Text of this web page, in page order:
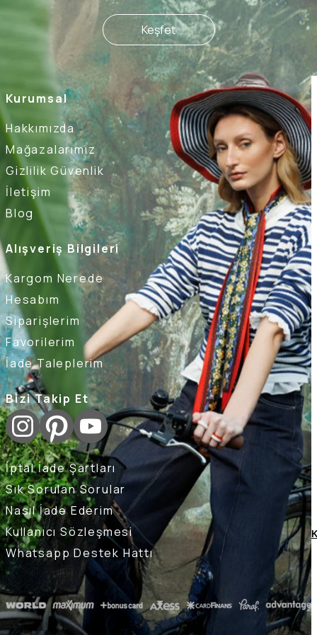
Kurumsal
Hakkımızda
Mağazalarımız
Gizlilik Güvenlik
İletişim
Blog
Alışveriş Bilgileri
Kargom Nerede
Hesabım
Siparişlerim
Favorilerim
İade Taleplerim
Bizi Takip Et
İptal İade Şartları
Sık Sorulan Sorular
Nasıl İade Ederim
Kullanıcı Sözleşmesi
Whatsapp Destek Hattı
Keşfet